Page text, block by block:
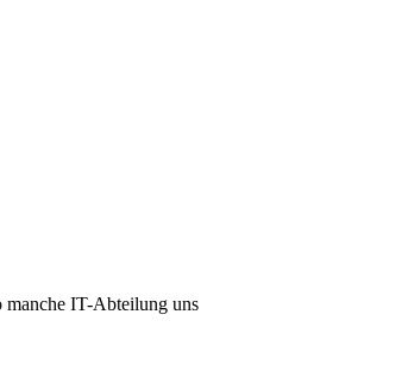
manche IT-Abteilung uns